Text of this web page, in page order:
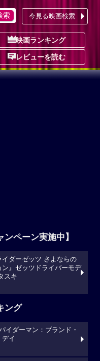
今見る映画検索
映画ランキング
レビューを読む
ンペーン実施中】
イダーゼッツ さよならの
ン』ゼッツドライバーモデ
スキ
ング
イダーマン：ブランド・
デイ